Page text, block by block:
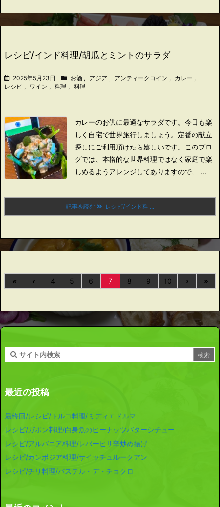
レシピ/インド料理/胡瓜とミントのサラダ
2025年5月23日 お酒 , アジア , アンティークコイン , カレー ,
レシピ , ワイン , 料理 , 料理
カレーのお供に最適なサラダです。 今日も楽
しく自宅で世界旅行しましょう。 定番の献立
探しにご利用頂けたら嬉しいです。
このブロ
グでは、本格的な世界料理ではなく家庭で楽
しめるようアレンジしてありますので、 ...
記事を読む レシピ/インド料 ...
« ‹ 4 5 6 7 8 9 10 › »
最近の投稿
最終回/レシピ/トルコ料理/ミディエドルマ
レシピ/ガボン料理/白身魚のピーナッツバターシチュー
レシピ/アルバニア料理/レバーピリ辛炒め揚げ
レシピ/カンボジア料理/サイッチュルークアン
レシピ/チリ料理/パステル・デ・チョクロ